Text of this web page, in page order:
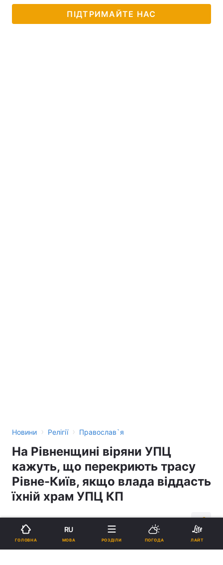
ПІДТРИМАЙТЕ НАС
Новини › Релігії › Православ`я
На Рівненщині віряни УПЦ
кажуть, що перекриють трасу
Рівне-Київ, якщо влада віддасть
їхній храм УПЦ КП
Підпишіться на нас в Google
ГОЛОВНА
RU
МОВА РОЗДІЛИ ПОГОДА ЛАЙТ